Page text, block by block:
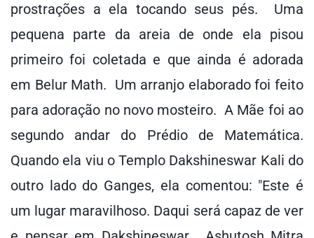
prostrações a ela tocando seus pés. Uma
pequena parte da areia de onde ela pisou
primeiro foi coletada e que ainda é adorada
em Belur Math. Um arranjo elaborado foi feito
para adoração no novo mosteiro. A Mãe foi ao
segundo andar do Prédio de Matemática.
Quando ela viu o Templo Dakshineswar Kali do
outro lado do Ganges, ela comentou: "Este é
um lugar maravilhoso. Daqui será capaz de ver